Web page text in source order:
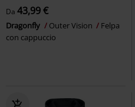
Da 43,99 €
Dragonfly Outer Vision
Felpa
con cappuccio